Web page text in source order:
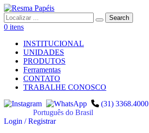
0 itens
INSTITUCIONAL
UNIDADES
PRODUTOS
Ferramentas
CONTATO
TRABALHE CONOSCO
(31) 3368.4000
Português do Brasil
Login / Registrar